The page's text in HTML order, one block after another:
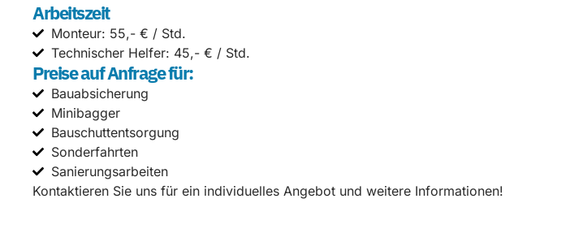
Arbeitszeit
Monteur: 55,- € / Std.
Technischer Helfer: 45,- € / Std.
Preise auf Anfrage für:
Bauabsicherung
Minibagger
Bauschuttentsorgung
Sonderfahrten
Sanierungsarbeiten
Kontaktieren Sie uns für ein individuelles Angebot und weitere Informationen!